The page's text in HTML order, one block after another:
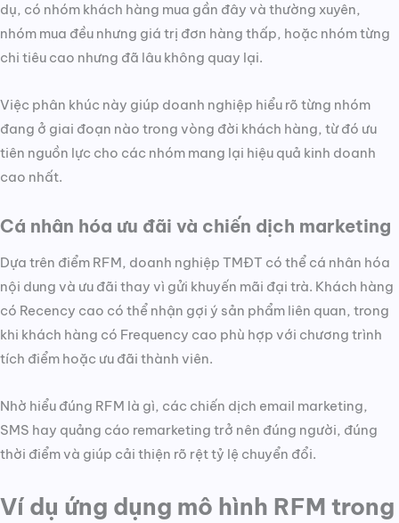
dụ, có nhóm khách hàng mua gần đây và thường xuyên,
nhóm mua đều nhưng giá trị đơn hàng thấp, hoặc nhóm từng
chi tiêu cao nhưng đã lâu không quay lại.
Việc phân khúc này giúp doanh nghiệp hiểu rõ từng nhóm
đang ở giai đoạn nào trong vòng đời khách hàng, từ đó ưu
tiên nguồn lực cho các nhóm mang lại hiệu quả kinh doanh
cao nhất.
Cá nhân hóa ưu đãi và chiến dịch marketing
Dựa trên điểm RFM, doanh nghiệp TMĐT có thể cá nhân hóa
nội dung và ưu đãi thay vì gửi khuyến mãi đại trà. Khách hàng
có Recency cao có thể nhận gợi ý sản phẩm liên quan, trong
khi khách hàng có Frequency cao phù hợp với chương trình
tích điểm hoặc ưu đãi thành viên.
Nhờ hiểu đúng RFM là gì, các chiến dịch email marketing,
SMS hay quảng cáo remarketing trở nên đúng người, đúng
thời điểm và giúp cải thiện rõ rệt tỷ lệ chuyển đổi.
Ví dụ ứng dụng mô hình RFM trong